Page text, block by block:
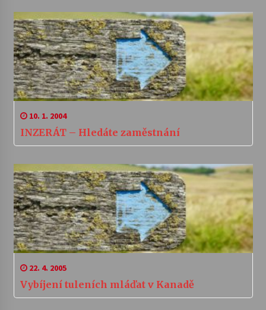
10. 1. 2004
INZERÁT – Hledáte zaměstnání
22. 4. 2005
Vybíjení tuleních mláďat v Kanadě